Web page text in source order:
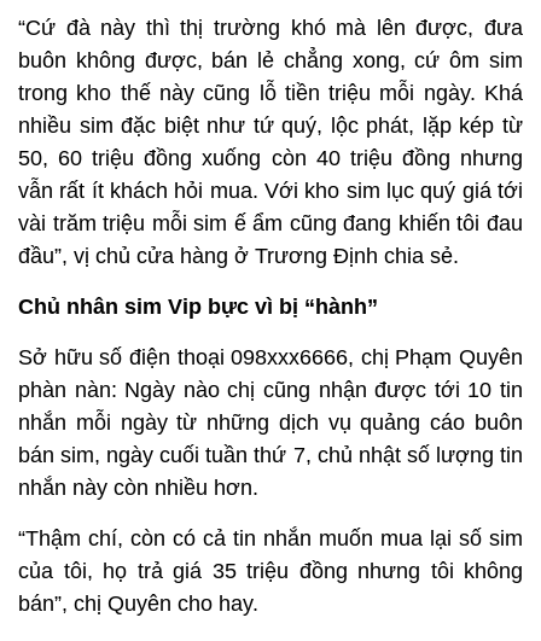
“Cứ đà này thì thị trường khó mà lên được, đưa
buôn không được, bán lẻ chẳng xong, cứ ôm sim
trong kho thế này cũng lỗ tiền triệu mỗi ngày. Khá
nhiều sim đặc biệt như tứ quý, lộc phát, lặp kép từ
50, 60 triệu đồng xuống còn 40 triệu đồng nhưng
vẫn rất ít khách hỏi mua. Với kho sim lục quý giá tới
vài trăm triệu mỗi sim ế ẩm cũng đang khiến tôi đau
đầu”, vị chủ cửa hàng ở Trương Định chia sẻ.
Chủ nhân sim Vip bực vì bị “hành”
Sở hữu số điện thoại 098xxx6666, chị Phạm Quyên
phàn nàn: Ngày nào chị cũng nhận được tới 10 tin
nhắn mỗi ngày từ những dịch vụ quảng cáo buôn
bán sim, ngày cuối tuần thứ 7, chủ nhật số lượng tin
nhắn này còn nhiều hơn.
“Thậm chí, còn có cả tin nhắn muốn mua lại số sim
của tôi, họ trả giá 35 triệu đồng nhưng tôi không
bán”, chị Quyên cho hay.